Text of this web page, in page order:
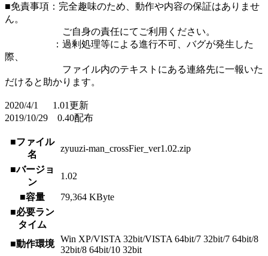
■免責事項：完全趣味のため、動作や内容の保証はありませ
ん。
ご自身の責任にてご利用ください。
：過剰処理等による進行不可、バグが発生した
際、
ファイル内のテキストにある連絡先に一報いた
だけると助かります。
2020/4/1 1.01更新
2019/10/29 0.40配布
■ファイル
名
zyuuzi-man_crossFier_ver1.02.zip
■バージョ
ン
1.02
■容量
79,364 KByte
■必要ラン
タイム
■動作環境 Win XP/VISTA 32bit/VISTA 64bit/7 32bit/7 64bit/8
32bit/8 64bit/10 32bit